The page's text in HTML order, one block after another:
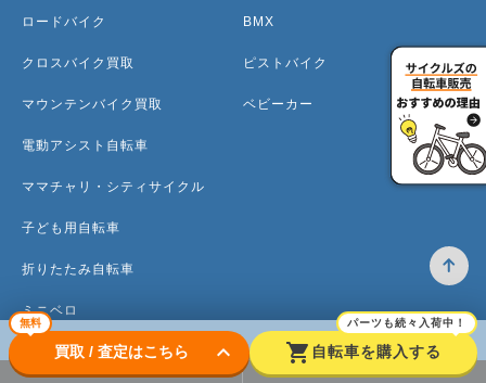
無料
買取 / 査定はこちら keyboard_arrow_down shopping_cart
パーツも続々入荷中！
自転車を購入する
ロードバイク
クロスバイク買取
マウンテンバイク買取
電動アシスト自転車
ママチャリ・シティサイクル
子ども用自転車
折りたたみ自転車
ミニベロ
BMX
ピストバイク
ベビーカー